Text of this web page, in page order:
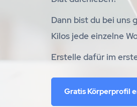
Dann bist du bei uns
Kilos jede einzelne
Erstelle dafür im
Gratis Körperprofil